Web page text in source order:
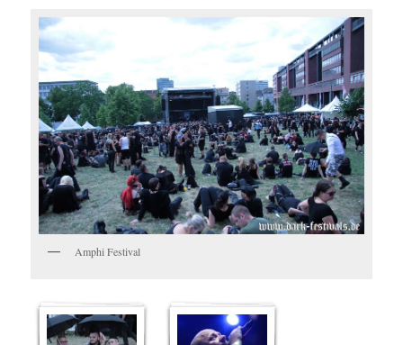
Amphi Festival